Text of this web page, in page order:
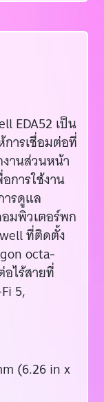
EDA52 เป็น
ารเชื่อมต่อที่
านส่วนหน้า
การใช้งาน
รดูแล
มพิวเตอร์พก
ที่ติดตั้ง
octa-
ไร้สายที่
5,
(6.26 in x